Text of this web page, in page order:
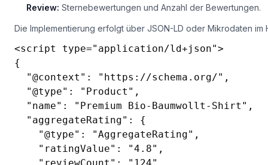
Breadcrumb:Klare Navigation für Nutzer und
Die Implementierung erfolgt über JSON-LD oder Mikrodaten
<script type="application/ld+json">
  "@context": "https://schema.org/",
  "@type": "Product",
  "name": "Premium Bio-Baumwollt-Shirt",
  "aggregateRating": {
    "@type": "AggregateRating",
    "ratingValue": "4.8",